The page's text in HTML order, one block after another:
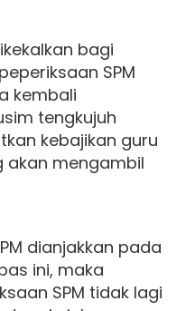
bagi
SPM
kembali
tengkujuh
kebajikan guru
mengambil
dianjakkan pada
ini, maka
SPM tidak lagi